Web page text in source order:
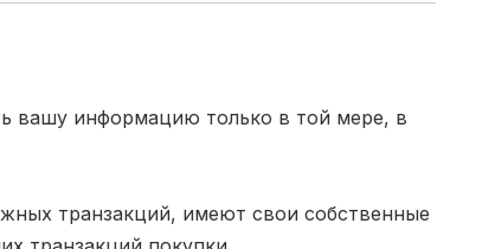
вашу информацию только в той мере, в
транзакций, имеют свои собственные